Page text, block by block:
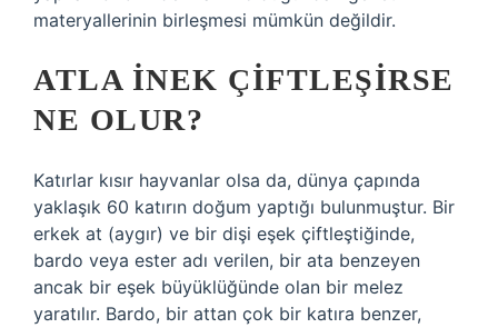
materyallerinin birleşmesi mümkün değildir.
ATLA INEK ÇIFTLEŞIRSE
NE OLUR?
Katırlar kısır hayvanlar olsa da, dünya çapında
yaklaşık 60 katırın doğum yaptığı bulunmuştur. Bir
erkek at (aygır) ve bir dişi eşek çiftleştiğinde,
bardo veya ester adı verilen, bir ata benzeyen
ancak bir eşek büyüklüğünde olan bir melez
yaratılır. Bardo, bir attan çok bir katıra benzer,